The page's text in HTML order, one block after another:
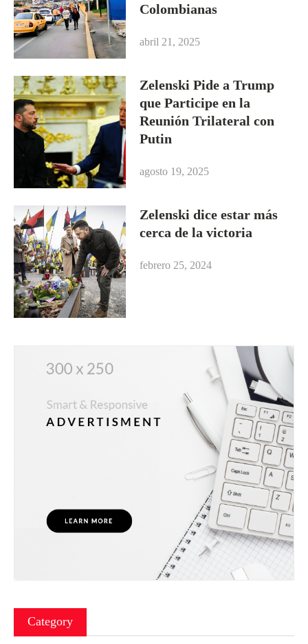
Colombianas
abril 21, 2025
Zelenski Pide a Trump
que Participe en la
Reunión Trilateral con
Putin
agosto 19, 2025
Zelenski dice estar más
cerca de la victoria
febrero 25, 2024
Category